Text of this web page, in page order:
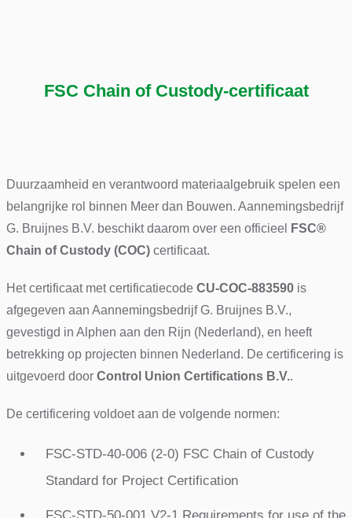
FSC Chain of Custody-certificaat
Duurzaamheid en verantwoord materiaalgebruik spelen een
belangrijke rol binnen Meer dan Bouwen. Aannemingsbedrijf
G. Bruijnes B.V. beschikt daarom over een officieel
FSC®
Chain of Custody (COC)certificaat.
Het certificaat met certificatiecode CU-COC-883590is
afgegeven aan Aannemingsbedrijf G. Bruijnes B.V.,
gevestigd in Alphen aan den Rijn (Nederland), en heeft
betrekking op projecten binnen Nederland. De certificering is
uitgevoerd door Control Union Certifications B.V..
De certificering voldoet aan de volgende normen:
FSC-STD-40-006 (2-0) FSC Chain of Custody
Standard for Project Certification
FSC-STD-50-001 V2-1 Requirements for use of the